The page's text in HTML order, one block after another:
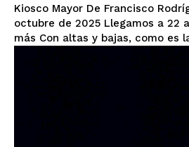
Kiosco Mayor De Francisco Rodríguez Lunes 20 de
octubre de 2025 Llegamos a 22 años… y vamos por
más Con altas y bajas, como